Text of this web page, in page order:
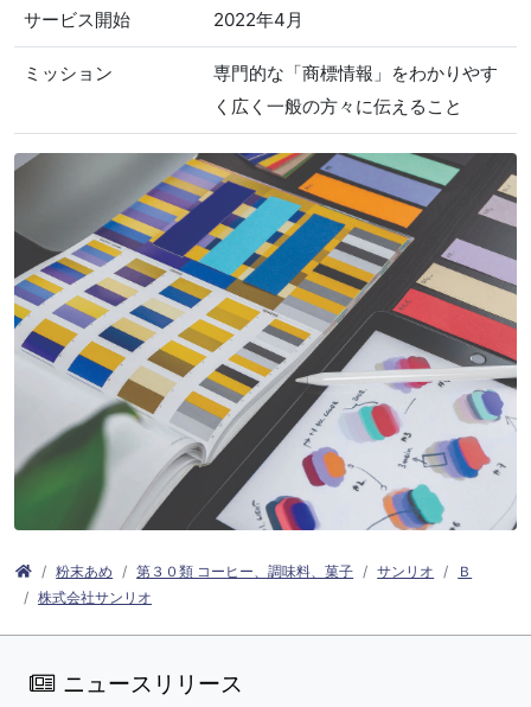
サービス開始 2022年4月
ミッション
専門的な「商標情報」をわかりやす
く広く一般の方々に伝えること
粉末あめ 第３０類 コーヒー、調味料、菓子 サンリオ
Ｂ
株式会社サンリオ
ニュースリリース